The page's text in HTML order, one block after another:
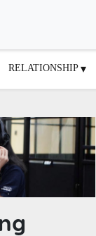
RELATIONSHIP